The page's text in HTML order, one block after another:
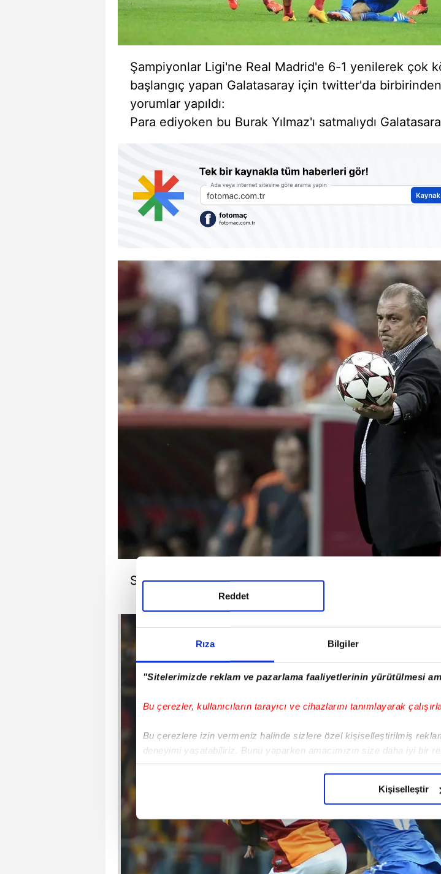
Rıza Bilgiler
"Sitelerimizde reklam ve pazarlama faaliyetlerinin yürütülmesi
Bu çerezler, kullanıcıların tarayıcı ve cihazlarını tanımlayarak
Bu çerezlere izin vermeniz halinde sizlere özel kişiselleştirilmiş
deneyimi yaşatabiliriz. Bunu yaparken amacımızın size daha iyi bir
içerikleri sunabilmek adına elimizden gelen çabayı gösterdiğimizi ve
Sizlere daha iyi bir hizmet sunabilmek için İnternet Sitemizde
çerezler vasıtasıyla çeşitli kişisel verileriniz işlenmekte olup gerekli
amacıyla kullanılmaktadır. Diğer çerezler, sitemizin daha işlevsel
Reddet
Kişiselleştir
Şampiyonlar Ligi'ne Real Madrid'e 6-1 yenilerek çok
başlangıç yapan Galatasaray için twitter'da
yorumlar yapıldı:
Para ediyoken bu Burak Yılmaz'ı satmalıydı
Sabri`siz Galatasaray bir hiç.